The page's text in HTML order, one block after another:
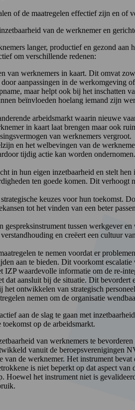
of de maatregelen effectief zijn en of
van de werknemer en
langer, productief en gezond
om verschillende redenen:
werknemers in kaart. Dit omvat
aanpassingen in de werkomgeving
maar helpt ook bij het inschatten
beïnvloeden hoelang iemand zijn
arbeidsmarkt waarin nieuwe
in kaart laat brengen maar ook
van werknemers vergroot.
en het welbevingen van de
tijdig actie kan worden
in hun eigen inzetbaarheid en stelt
ten goede komen. Dit
keuzes voor hun toekomst.
tot het vinden van een beter
tussen werkgever
en creëert een cultuur
te nemen voordat er
aan te bieden. Dit voorkomt
waardevolle informatie om de re-
aansluit bij de situatie. Dit bevordert
ontwikkelen van strategisch
nemen om de organisatie
aan de slag te gaan met
op de arbeidsmarkt.
van werknemers te
vanuit de
de werknemer. Het instrument
is niet beperkt op dat aspect
het instrument niet is